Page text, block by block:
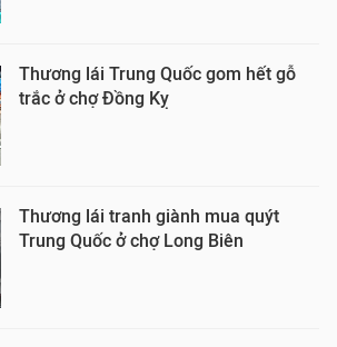
Thương lái Trung Quốc gom hết gỗ
trắc ở chợ Đồng Kỵ
Thương lái tranh giành mua quýt
Trung Quốc ở chợ Long Biên